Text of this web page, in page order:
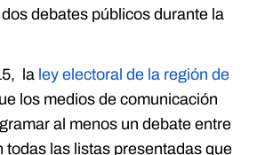
debates públicos durante la
la ley electoral de la región de
los medios de comunicación
al menos un debate entre
todas las listas presentadas que